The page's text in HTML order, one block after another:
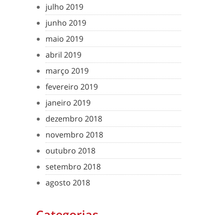
julho 2019
junho 2019
maio 2019
abril 2019
março 2019
fevereiro 2019
janeiro 2019
dezembro 2018
novembro 2018
outubro 2018
setembro 2018
agosto 2018